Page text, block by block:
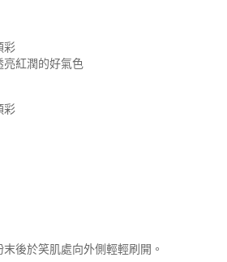
彩
亮紅潤的好氣色
彩
後於笑肌處向外側輕輕刷開。